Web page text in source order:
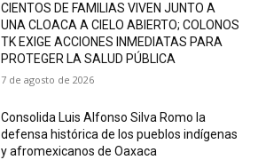
CIENTOS DE FAMILIAS VIVEN JUNTO A
UNA CLOACA A CIELO ABIERTO; COLONOS
TK EXIGE ACCIONES INMEDIATAS PARA
PROTEGER LA SALUD PÚBLICA
7 de agosto de 2026
Consolida Luis Alfonso Silva Romo la
defensa histórica de los pueblos indígenas
y afromexicanos de Oaxaca